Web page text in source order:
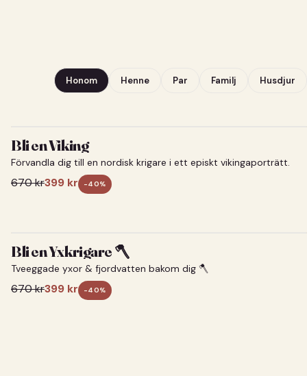
Honom Henne Par Familj Husdjur
Bli en Viking
Förvandla dig till en nordisk krigare i ett episkt vikingaporträtt.
670kr399 kr -40%
Bli en Yxkrigare 🪓
Tveeggade yxor & fjordvatten bakom dig 🪓
670kr399 kr -40%